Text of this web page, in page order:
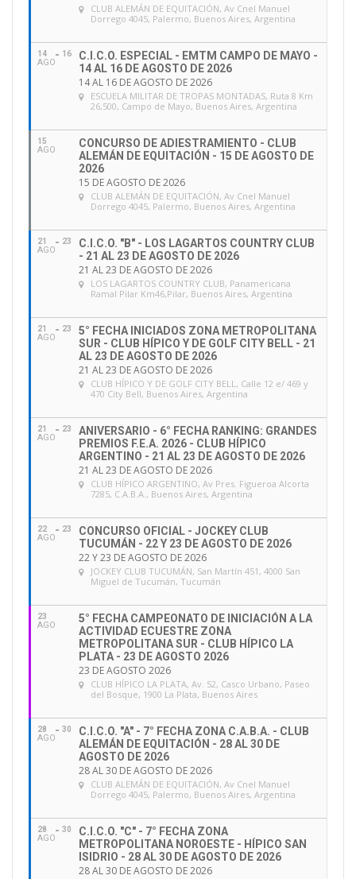
CLUB ALEMÁN DE EQUITACIÓN, Av Cnel Manuel
Dorrego 4045, Palermo, Buenos Aires, Argentina
14
AGO
16
C.I.C.O. ESPECIAL - EMTM CAMPO DE MAYO -
14 AL 16 DE AGOSTO DE 2026
14 AL 16 DE AGOSTO DE 2026
ESCUELA MILITAR DE TROPAS MONTADAS, Ruta 8 Km
26,500, Campo de Mayo, Buenos Aires, Argentina
15
AGO
CONCURSO DE ADIESTRAMIENTO - CLUB
ALEMÁN DE EQUITACIÓN - 15 DE AGOSTO DE
2026
15 DE AGOSTO DE 2026
CLUB ALEMÁN DE EQUITACIÓN, Av Cnel Manuel
Dorrego 4045, Palermo, Buenos Aires, Argentina
21
AGO
23
C.I.C.O. "B" - LOS LAGARTOS COUNTRY CLUB
- 21 AL 23 DE AGOSTO DE 2026
21 AL 23 DE AGOSTO DE 2026
LOS LAGARTOS COUNTRY CLUB, Panamericana
Ramal Pilar Km46,Pilar, Buenos Aires, Argentina
21
AGO
23
5° FECHA INICIADOS ZONA METROPOLITANA
SUR - CLUB HÍPICO Y DE GOLF CITY BELL - 21
AL 23 DE AGOSTO DE 2026
21 AL 23 DE AGOSTO DE 2026
CLUB HÍPICO Y DE GOLF CITY BELL, Calle 12 e/ 469 y
470 City Bell, Buenos Aires, Argentina
21
AGO
23
ANIVERSARIO - 6° FECHA RANKING: GRANDES
PREMIOS F.E.A. 2026 - CLUB HÍPICO
ARGENTINO - 21 AL 23 DE AGOSTO DE 2026
21 AL 23 DE AGOSTO DE 2026
CLUB HÍPICO ARGENTINO, Av Pres. Figueroa Alcorta
7285, C.A.B.A., Buenos Aires, Argentina
22
AGO
23
CONCURSO OFICIAL - JOCKEY CLUB
TUCUMÁN - 22 Y 23 DE AGOSTO DE 2026
22 Y 23 DE AGOSTO DE 2026
JOCKEY CLUB TUCUMÁN, San Martín 451, 4000 San
Miguel de Tucumán, Tucumán
23
AGO
5° FECHA CAMPEONATO DE INICIACIÓN A LA
ACTIVIDAD ECUESTRE ZONA
METROPOLITANA SUR - CLUB HÍPICO LA
PLATA - 23 DE AGOSTO 2026
23 DE AGOSTO 2026
CLUB HÍPICO LA PLATA, Av. 52, Casco Urbano, Paseo
del Bosque, 1900 La Plata, Buenos Aires
28
AGO
30
C.I.C.O. "A" - 7° FECHA ZONA C.A.B.A. - CLUB
ALEMÁN DE EQUITACIÓN - 28 AL 30 DE
AGOSTO DE 2026
28 AL 30 DE AGOSTO DE 2026
CLUB ALEMÁN DE EQUITACIÓN, Av Cnel Manuel
Dorrego 4045, Palermo, Buenos Aires, Argentina
28
AGO
30
C.I.C.O. "C" - 7° FECHA ZONA
METROPOLITANA NOROESTE - HÍPICO SAN
ISIDRIO - 28 AL 30 DE AGOSTO DE 2026
28 AL 30 DE AGOSTO DE 2026